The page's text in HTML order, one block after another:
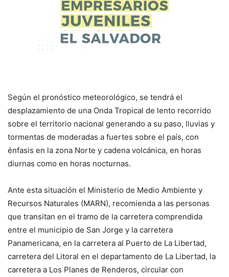
Según el pronóstico meteorológico, se tendrá el
desplazamiento de una Onda Tropical de lento recorrido
sobre el territorio nacional generando a su paso, lluvias y
tormentas de moderadas a fuertes sobre el país, con
énfasis en la zona Norte y cadena volcánica, en horas
diurnas como en horas nocturnas.
Ante esta situación el Ministerio de Medio Ambiente y
Recursos Naturales (MARN), recomienda a las personas
que transitan en el tramo de la carretera comprendida
entre el municipio de San Jorge y la carretera
Panamericana, en la carretera al Puerto de La Libertad,
carretera del Litoral en el departamento de La Libertad, la
carretera a Los Planes de Renderos, circular con